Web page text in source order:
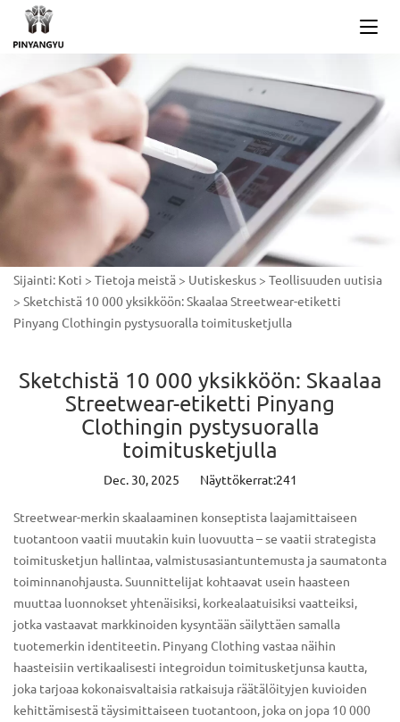
Sijainti: Koti > Tietoja meistä > Uutiskeskus > Teollisuuden uutisia
> Sketchistä 10 000 yksikköön: Skaalaa Streetwear-etiketti
Pinyang Clothingin pystysuoralla toimitusketjulla
Sketchistä 10 000 yksikköön: Skaalaa
Streetwear-etiketti Pinyang
Clothingin pystysuoralla
toimitusketjulla
Dec. 30, 2025 Näyttökerrat:241
Streetwear-merkin skaalaaminen konseptista laajamittaiseen
tuotantoon vaatii muutakin kuin luovuutta – se vaatii strategista
toimitusketjun hallintaa, valmistusasiantuntemusta ja saumatonta
toiminnanohjausta. Suunnittelijat kohtaavat usein haasteen
muuttaa luonnokset yhtenäisiksi, korkealaatuisiksi vaatteiksi,
jotka vastaavat markkinoiden kysyntään säilyttäen samalla
tuotemerkin identiteetin. Pinyang Clothing vastaa näihin
haasteisiin vertikaalisesti integroidun toimitusketjunsa kautta,
joka tarjoaa kokonaisvaltaisia ​​ratkaisuja räätälöityjen kuvioiden
kehittämisestä täysimittaiseen tuotantoon, joka on jopa 10 000